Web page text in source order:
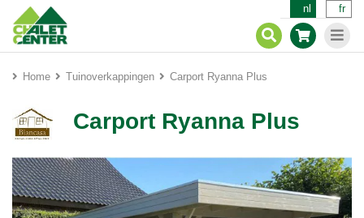
nl fr
Home Tuinoverkappingen Carport Ryanna Plus
Carport Ryanna Plus